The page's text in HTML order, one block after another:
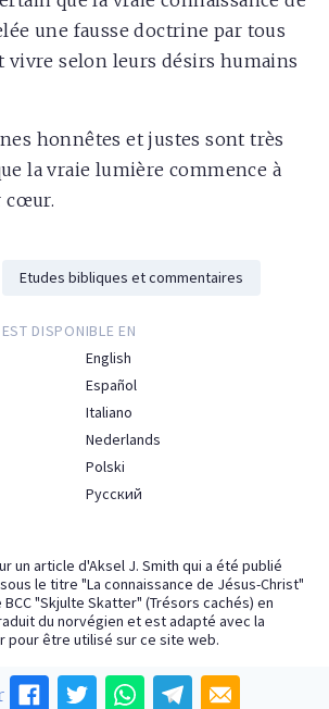
une fausse doctrine par tous
vivre selon leurs désirs humains
honnêtes et justes sont très
la vraie lumière commence à
cœur.
Etudes bibliques et commentaires
DISPONIBLE EN
English
Español
Italiano
Nederlands
Polski
Русский
un article d'Aksel J. Smith qui a été publié
le titre "La connaissance de Jésus-Christ"
"Skjulte Skatter" (Trésors cachés) en
du norvégien et est adapté avec la
pour être utilisé sur ce site web.